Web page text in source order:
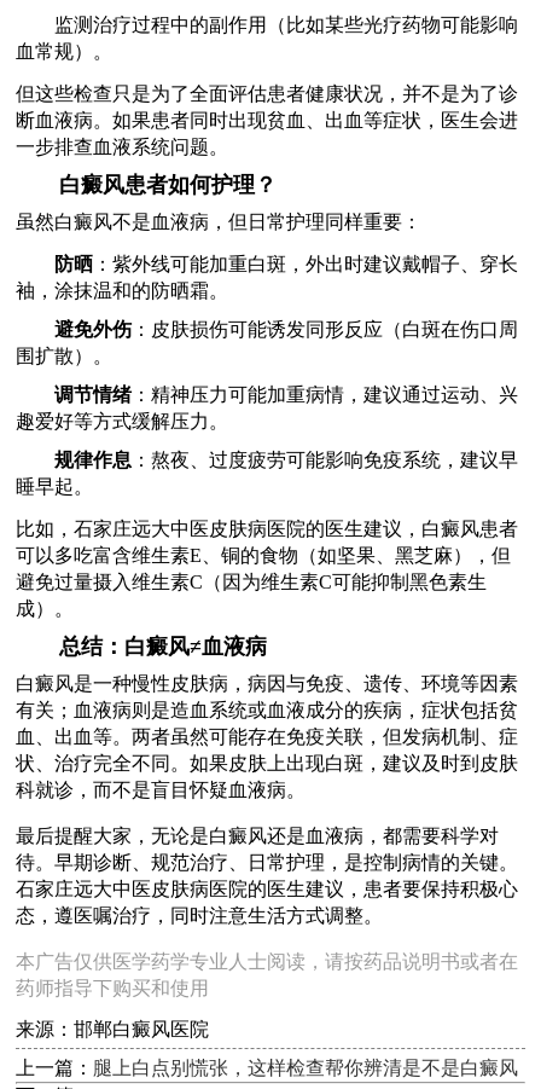
监测治疗过程中的副作用（比如某些光疗药物可能影响
血常规）。
但这些检查只是为了全面评估患者健康状况，并不是为了诊
断血液病。如果患者同时出现贫血、出血等症状，医生会进
一步排查血液系统问题。
白癜风患者如何护理？
虽然白癜风不是血液病，但日常护理同样重要：
防晒 ：紫外线可能加重白斑，外出时建议戴帽子、穿长
袖，涂抹温和的防晒霜。
避免外伤：皮肤损伤可能诱发同形反应（白斑在伤口周
围扩散）。
调节情绪：精神压力可能加重病情，建议通过运动、兴
趣爱好等方式缓解压力。
规律作息 ：熬夜、过度疲劳可能影响免疫系统，建议早
睡早起。
比如，石家庄远大中医皮肤病医院的医生建议，白癜风患者
可以多吃富含维生素E、铜的食物（如坚果、黑芝麻），但
避免过量摄入维生素C（因为维生素C可能抑制黑色素生
成）。
总结：白癜风≠血液病
白癜风是一种慢性皮肤病，病因与免疫、遗传、环境等因素
有关；血液病则是造血系统或血液成分的疾病，症状包括贫
血、出血等。两者虽然可能存在免疫关联，但发病机制、症
状、治疗完全不同。如果皮肤上出现白斑，建议及时到皮肤
科就诊，而不是盲目怀疑血液病。
最后提醒大家，无论是白癜风还是血液病，都需要科学对
待。早期诊断、规范治疗、日常护理，是控制病情的关键。
石家庄远大中医皮肤病医院的医生建议，患者要保持积极心
态，遵医嘱治疗，同时注意生活方式调整。
本广告仅供医学药学专业人士阅读，请按药品说明书或者在
药师指导下购买和使用
来源：邯郸白癜风医院
上一篇： 腿上白点别慌张，这样检查帮你辨清是不是白癜风